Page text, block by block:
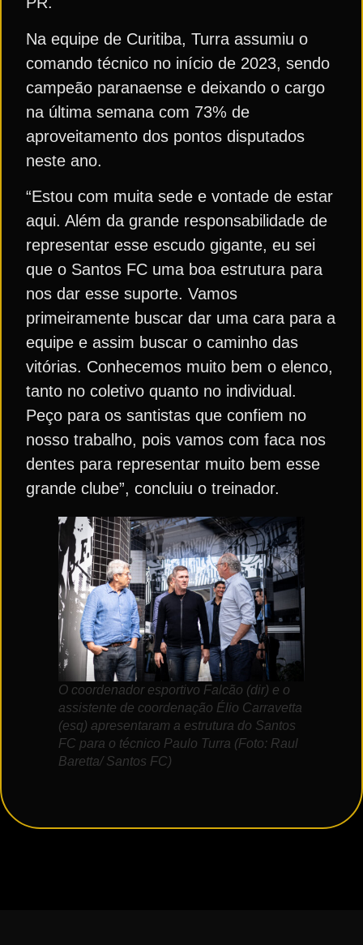
Na equipe de Curitiba, Turra assumiu o
comando técnico no início de 2023, sendo
campeão paranaense e deixando o cargo
na última semana com 73% de
aproveitamento dos pontos disputados
neste ano.
“Estou com muita sede e vontade de estar
aqui. Além da grande responsabilidade de
representar esse escudo gigante, eu sei
que o Santos FC uma boa estrutura para
nos dar esse suporte. Vamos
primeiramente buscar dar uma cara para a
equipe e assim buscar o caminho das
vitórias. Conhecemos muito bem o elenco,
tanto no coletivo quanto no individual.
Peço para os santistas que confiem no
nosso trabalho, pois vamos com faca nos
dentes para representar muito bem esse
grande clube”, concluiu o treinador.
O coordenador esportivo Falcão (dir) e o
assistente de coordenação Élio Carravetta
(esq) apresentaram a estrutura do Santos
FC para o técnico Paulo Turra (Foto: Raul
Baretta/ Santos FC)